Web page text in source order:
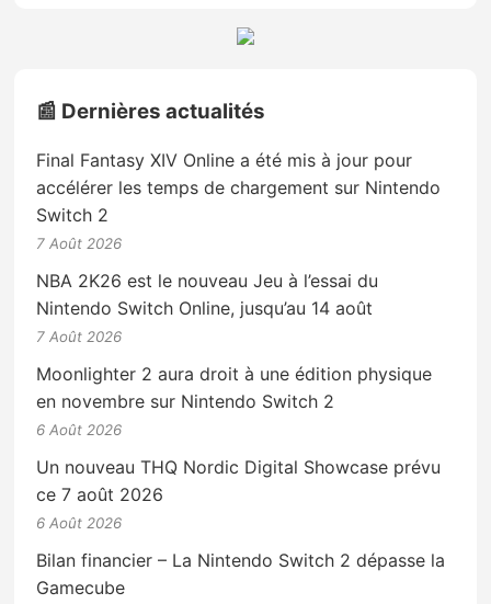
📰 Dernières actualités
Final Fantasy XIV Online a été mis à jour pour
accélérer les temps de chargement sur Nintendo
Switch 2
7 Août 2026
NBA 2K26 est le nouveau Jeu à l’essai du
Nintendo Switch Online, jusqu’au 14 août
7 Août 2026
Moonlighter 2 aura droit à une édition physique
en novembre sur Nintendo Switch 2
6 Août 2026
Un nouveau THQ Nordic Digital Showcase prévu
ce 7 août 2026
6 Août 2026
Bilan financier – La Nintendo Switch 2 dépasse la
Gamecube